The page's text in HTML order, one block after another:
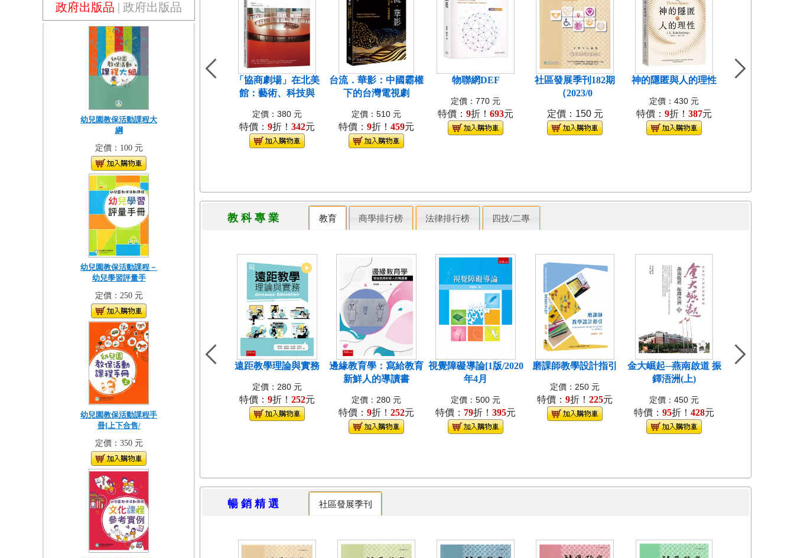
政府出版品 | 政府出版品
幼兒園教保活動課程大
綱
定價：100 元
幼兒園教保活動課程－
幼兒學習評量手
定價：250 元
幼兒園教保活動課程手
冊[上下合售/
定價：350 元
「協商劇場」在北美
館：藝術、科技與
定價：380 元
特價： 9折！ 342元
台流．華影：中國霸權
下的台灣電視劇
定價：510 元
特價： 9折！ 459元
物聯網DEF
定價：770 元
特價： 9折！ 693元
社區發展季刊182期
（2023/0
定價：150 元
神的隱匿與人的理性
定價：430 元
特價： 9折！ 387元
島嶼食紀[3本不
教 科 專 業 教育 商學排行榜 法律排行榜 四技/二專
遠距教學理論與實務
定價：280 元
特價： 9折！ 252元
邊緣教育學：寫給教育
新鮮人的導讀書
定價：280 元
特價： 9折！ 252元
視覺障礙導論[1版/2020
年4月
定價：500 元
特價： 79折！ 395元
磨課師教學設計指引
定價：250 元
特價： 9折！ 225元
金大崛起─燕南啟道 振
鐸浯洲(上)
定價：450 元
特價： 95折！ 428元
中國近代教會
暢 銷 精 選 社區發展季刊